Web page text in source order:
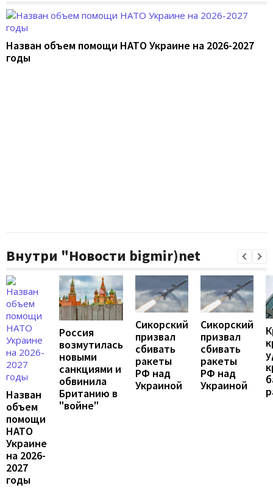
Назван объем помощи НАТО Украине на 2026-2027
годы
Внутри "Новости bigmir)net
Назван
объем
помощи
НАТО
Украине
на 2026-
2027
годы
Россия
возмутилась
новыми
санкциями и
обвинила
Британию в
"войне"
Сикорский
призвал
сбивать
ракеты
РФ над
Украиной
Сикорский
призвал
сбивать
ракеты
РФ над
Украиной